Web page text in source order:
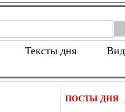
Тексты дня
ПОСТЫ ДНЯ